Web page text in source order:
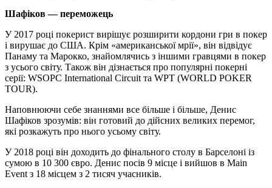
Шафіков — переможець
У 2017 році покерист вирішує розширити кордони гри в покер
і вирушає до США. Крім «американської мрії», він відвідує
Панаму та Марокко, знайомлячись з іншими гравцями в покер
з усього світу. Також він дізнається про популярні покерні
серії: WSOPC International Circuit та WPT (WORLD POKER
TOUR).
Наповнюючи себе знаннями все більше і більше, Денис
Шафіков зрозумів: він готовий до дійсних великих перемог,
які розкажуть про нього усьому світу.
У 2018 році він доходить до фінального столу в Барселоні із
сумою в 10 300 євро. Денис посів 9 місце і вийшов в Main
Event з 18 місцем з 2 тисяч учасників.